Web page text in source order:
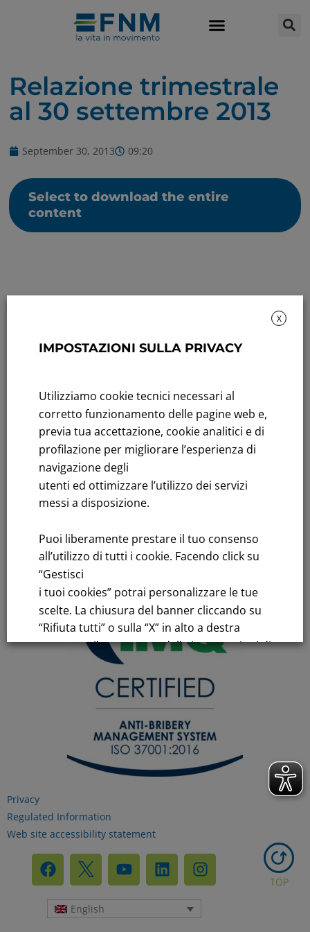
Relazione trimestrale
al 30 settembre 2013
September 30, 2013 09:20
Select to download the entire
content
Tenders: All Tenders
FNM S.p.A.
Headquarters in Milan, Piazzale Cadorna, 14
fnm@legalmail.it
Share capital € 230,000,000.00 fully paid up
Register of Companies
C.C.I.AA. Milano – REA 28331
Privacy
Regulated Information
Web site accessibility statement
English
TOP
X
IMPOSTAZIONI SULLA PRIVACY
Utilizziamo cookie tecnici necessari al
corretto funzionamento delle pagine web e,
previa tua accettazione, cookie analitici e di
profilazione per migliorare l’esperienza di
navigazione degli
utenti ed ottimizzare l’utilizzo dei servizi
messi a disposizione.
Puoi liberamente prestare il tuo consenso
all’utilizzo di tutti i cookie. Facendo click su
“Gestisci
i tuoi cookies” potrai personalizzare le tue
scelte. La chiusura del banner cliccando su
“Rifiuta tutti” o sulla “X” in alto a destra
comporta il permanere delle impostazioni di
default e la continuazione della navigazione
in assenza di cookie o altri strumenti di
tracciamento diversi da quelli tecnici.
Per maggiori informazioni consulta la
nostra
Informativa sui dati personali e cookie
RIFIUTA TUTTI
GESTISCI I TUOI COOKIES